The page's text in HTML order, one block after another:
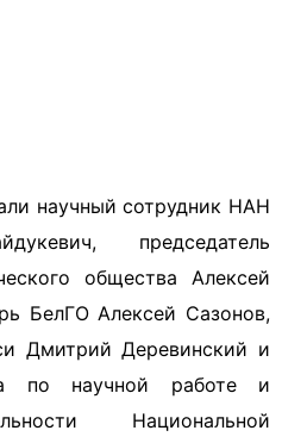
научный сотрудник НАН
председатель
общества Алексей
БелГО Алексей Сазонов,
Дмитрий Деревинский и
по научной работе и
Национальной